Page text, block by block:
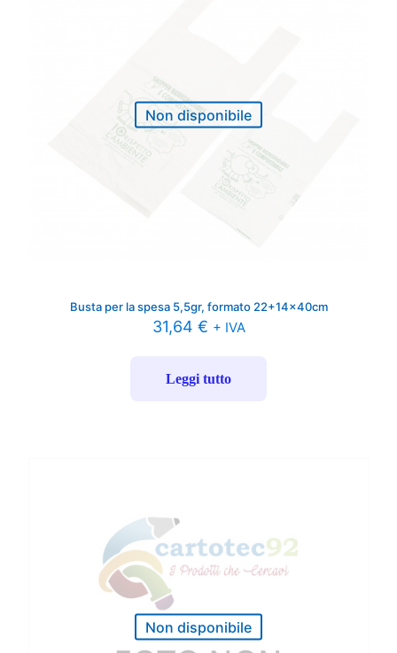
Non disponibile
Busta per la spesa 5,5gr, formato 22+14x40cm
31,64 € + IVA
Leggi tutto
Non disponibile